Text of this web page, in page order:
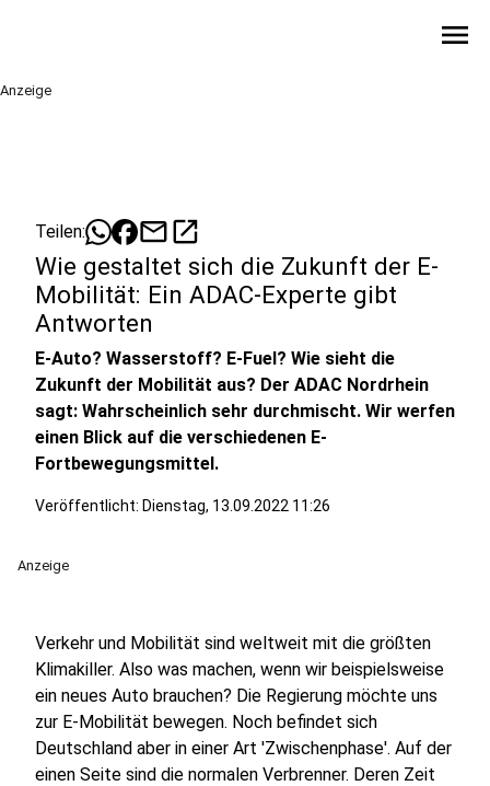
menu
Anzeige
Teilen: mailopen_in_new
Wie gestaltet sich die Zukunft der E-
Mobilität: Ein ADAC-Experte gibt
Antworten
E-Auto? Wasserstoff? E-Fuel? Wie sieht die
Zukunft der Mobilität aus? Der ADAC Nordrhein
sagt: Wahrscheinlich sehr durchmischt. Wir werfen
einen Blick auf die verschiedenen E-
Fortbewegungsmittel.
Veröffentlicht: Dienstag, 13.09.2022 11:26
Anzeige
Verkehr und Mobilität sind weltweit mit die größten
Klimakiller. Also was machen, wenn wir beispielsweise
ein neues Auto brauchen? Die Regierung möchte uns
zur E-Mobilität bewegen. Noch befindet sich
Deutschland aber in einer Art 'Zwischenphase'. Auf der
einen Seite sind die normalen Verbrenner. Deren Zeit